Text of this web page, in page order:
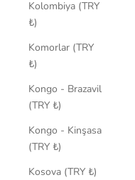
Kolombiya (TRY
₺)
Komorlar (TRY
₺)
Kongo - Brazavil
(TRY ₺)
Kongo - Kinşasa
(TRY ₺)
Kosova (TRY ₺)